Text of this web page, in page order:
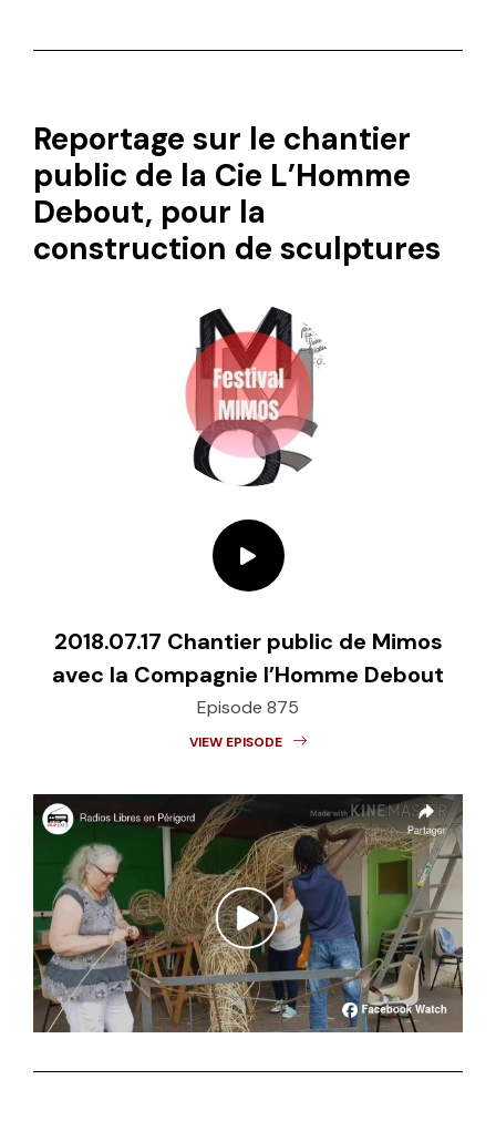
Reportage sur le chantier
public de la Cie L’Homme
Debout, pour la
construction de sculptures
2018.07.17 Chantier public de Mimos
avec la Compagnie l’Homme Debout
Episode 875
VIEW EPISODE